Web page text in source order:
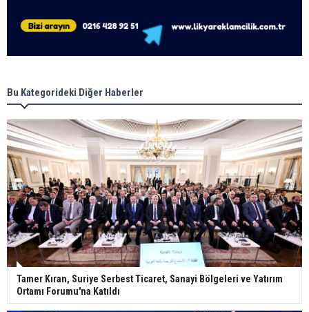
Bu Kategorideki Diğer Haberler
Tamer Kıran, Suriye Serbest Ticaret, Sanayi Bölgeleri ve Yatırım
Ortamı Forumu'na Katıldı